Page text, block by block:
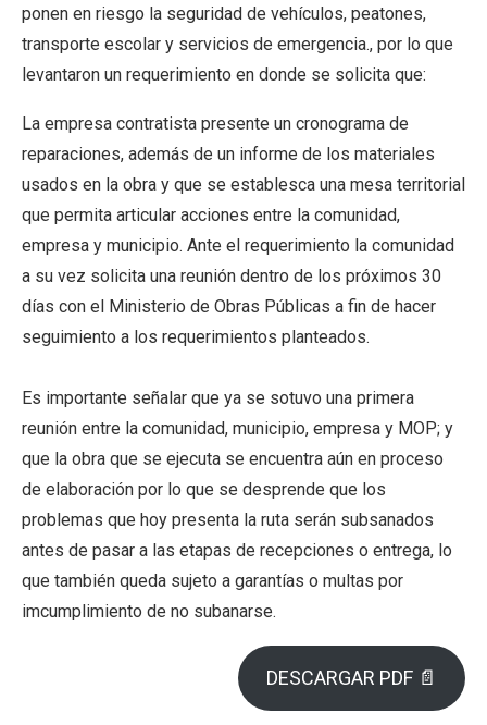
ponen en riesgo la seguridad de vehículos, peatones,
transporte escolar y servicios de emergencia., por lo que
levantaron un requerimiento en donde se solicita que:
La empresa contratista presente un cronograma de
reparaciones, además de un informe de los materiales
usados en la obra y que se establesca una mesa territorial
que permita articular acciones entre la comunidad,
empresa y municipio. Ante el requerimiento la comunidad
a su vez solicita una reunión dentro de los próximos 30
días con el Ministerio de Obras Públicas a fin de hacer
seguimiento a los requerimientos planteados.
Es importante señalar que ya se sotuvo una primera
reunión entre la comunidad, municipio, empresa y MOP; y
que la obra que se ejecuta se encuentra aún en proceso
de elaboración por lo que se desprende que los
problemas que hoy presenta la ruta serán subsanados
antes de pasar a las etapas de recepciones o entrega, lo
que también queda sujeto a garantías o multas por
imcumplimiento de no subanarse.
DESCARGAR PDF 📄